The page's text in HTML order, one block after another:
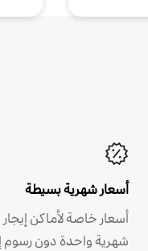
أسعار شهرية بسيطة
أسعار خاصة لأماكن
شهرية واحدة دون رسوم